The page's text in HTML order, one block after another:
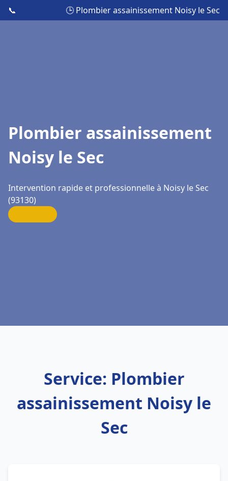
📞 🕒 Plombier assainissement Noisy le Sec
Plombier assainissement
Noisy le Sec
Intervention rapide et professionnelle à Noisy le Sec
(93130)
Service: Plombier
assainissement Noisy le
Sec